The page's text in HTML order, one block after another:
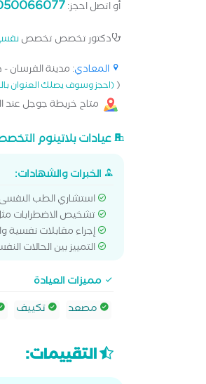
أو اتصل احجز:
دكتور تخصص تخصص
المعادي: مدينة الفرسان -
((احجز وسوف يصلك العنوان
متاح خريطة جوجل عند
عيادات بلاتينوم
الخبرات والشهادات:
استشاري الطب النفسى
تشخيص الاضطرابات مثل
إجراء مقابلات
التمييز بين الحالات
مميزات العيادة
مصعد
تكييف
التقييمات: